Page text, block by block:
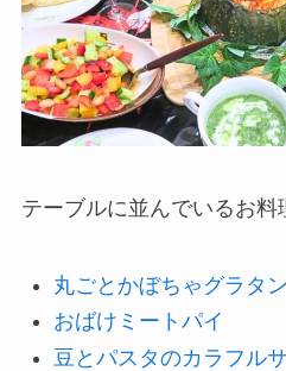
テーブルに並んでいるお料
丸ごとかぼちゃグラタン
おばけミートパイ
豆とパスタのカラフル